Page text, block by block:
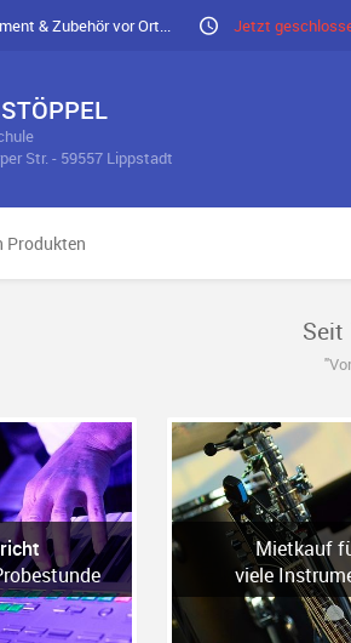
& Zubehör vor Ort... Jetzt
Str. - 59557 Lippstadt
Seit
Mietkauf
viele